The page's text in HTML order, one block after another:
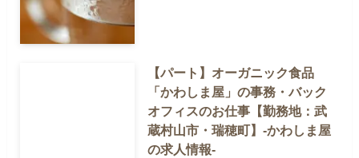
【パート】オーガニック食品
「かわしま屋」の事務・バック
オフィスのお仕事【勤務地：武
蔵村山市・瑞穂町】-かわしま屋
の求人情報-